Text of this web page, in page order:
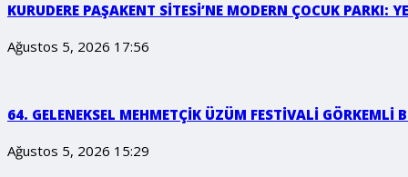
KURUDERE PAŞAKENT SİTESİ’NE MODERN ÇOCUK
Ağustos 5, 2026 17:56
64. GELENEKSEL MEHMETÇİK ÜZÜM FESTİVALİ GÖRKEMLİ
Ağustos 5, 2026 15:29